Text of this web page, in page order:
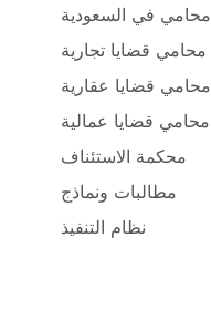
محامي في السعودية
محامي قضايا تجارية
محامي قضايا عقارية
محامي قضايا عمالية
محكمة الاستئناف
مطالبات ونماذج
نظام التنفيذ